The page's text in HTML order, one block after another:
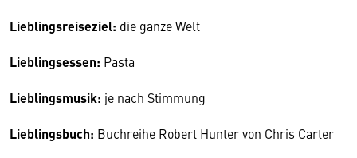
Lieblingsreiseziel: die ganze Welt
Lieblingsessen: Pasta
Lieblingsmusik: je nach Stimmung
Lieblingsbuch: Buchreihe Robert Hunter von Chris Carter